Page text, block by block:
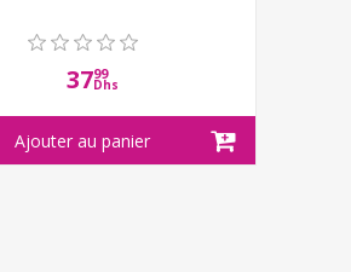
3799
Dhs